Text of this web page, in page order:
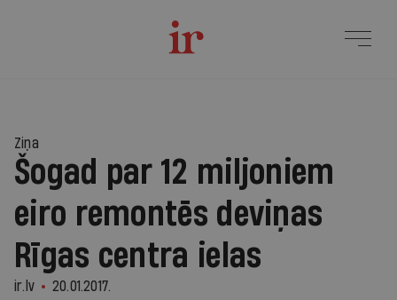
Ziņa
Šogad par 12 miljoniem
eiro remontēs deviņas
Rīgas centra ielas
ir.lv 20.01.2017.